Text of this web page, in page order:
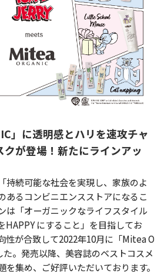
」に透明感とハリを速攻チャ
が登場！新たにラインアッ
持続可能な社会を実現し、家族のよ
あるコンビニエンスストアになるこ
は「オーガニックなライフスタイル
HAPPY にすること」を目指してお
性が合致して2022年10月に「Mitea O
た。発売以降、美容誌のベストコスメ
を集め、ご好評いただいております。